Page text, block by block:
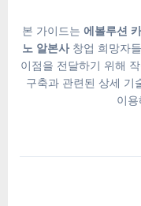
본 가이드는 에볼루션
노 알본사창업 희망자
이점을 전달하기 위해
구축과 관련된 상세 기
이